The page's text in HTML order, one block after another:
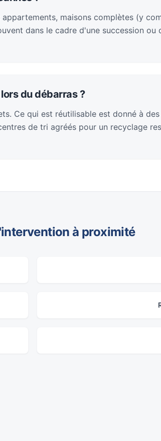
maisons complètes (y
dans le cadre d'une succession ou
du débarras ?
Ce qui est réutilisable est donné à
de tri agréés pour un recyclage
à proximité